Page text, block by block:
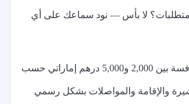
لا بأس — نود سماعك على أي
رواتب منافسة بين 2,000 و5,000 درهم إماراتي حسب
والإقامة والمواصلات بشكل رسمي